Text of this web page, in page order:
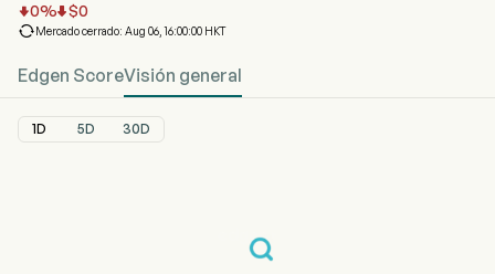
0% $0
Mercado cerrado: Aug 06, 16:00:00 HKT
Edgen ScoreVisión general
1D 5D 30D